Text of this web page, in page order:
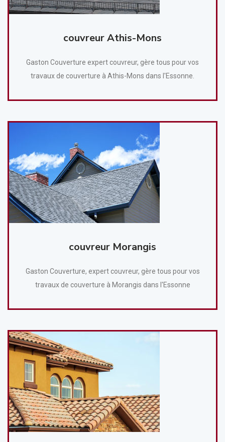
couvreur Athis-Mons
Gaston Couverture expert couvreur, gère tous pour vos
travaux de couverture à Athis-Mons dans l'Essonne.
couvreur Morangis
Gaston Couverture, expert couvreur, gère tous pour vos
travaux de couverture à Morangis dans l'Essonne